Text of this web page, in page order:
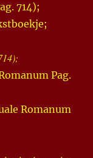
714);
Pag.
Romanum